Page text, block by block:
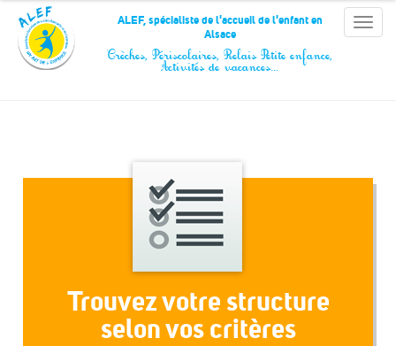
Panneau de gestion des cookies
Toggle
ALEF, spécialiste de l'accueil de l'enfant en
Alsace
Crèches, Périscolaires, Relais Petite enfance,
Activités de vacances…
Trouvez votre structure
selon vos critères